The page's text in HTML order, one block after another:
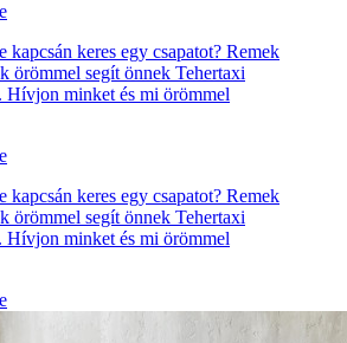
kapcsán keres egy csapatot? Remek
örömmel segít önnek Tehertaxi
Hívjon minket és mi örömmel
kapcsán keres egy csapatot? Remek
örömmel segít önnek Tehertaxi
Hívjon minket és mi örömmel